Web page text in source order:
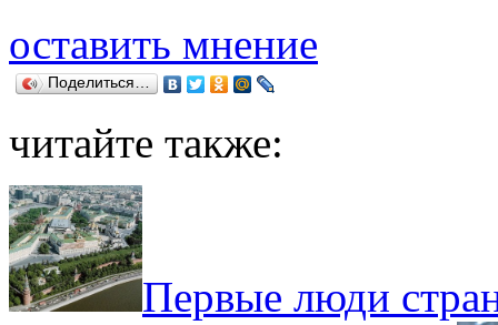
оставить мнение
Поделиться…
читайте также:
Первые люди